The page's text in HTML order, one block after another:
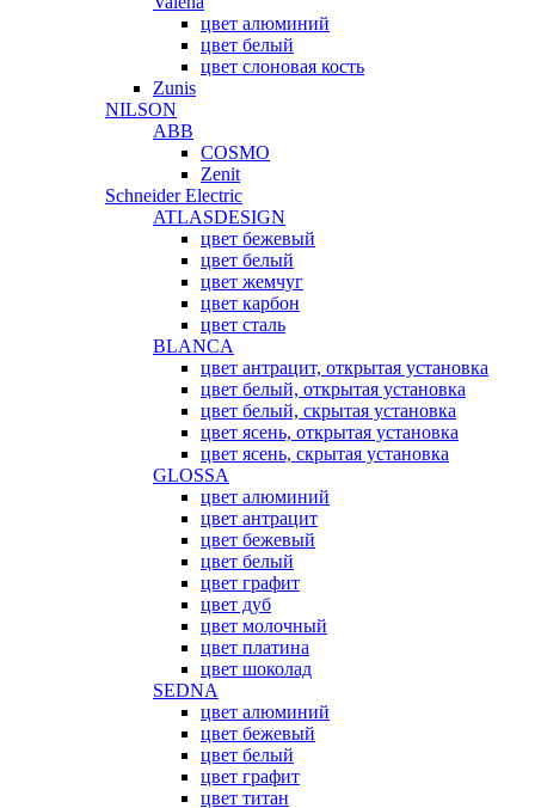
цвет алюминий
цвет белый
цвет слоновая кость
Zunis
NILSON
ABB
COSMO
Zenit
Schneider Electric
ATLASDESIGN
цвет бежевый
цвет белый
цвет жемчуг
цвет карбон
цвет сталь
BLANCA
цвет антрацит, открытая установка
цвет белый, открытая установка
цвет белый, скрытая установка
цвет ясень, открытая установка
цвет ясень, скрытая установка
GLOSSA
цвет алюминий
цвет антрацит
цвет бежевый
цвет белый
цвет графит
цвет дуб
цвет молочный
цвет платина
цвет шоколад
SEDNA
цвет алюминий
цвет бежевый
цвет белый
цвет графит
цвет титан